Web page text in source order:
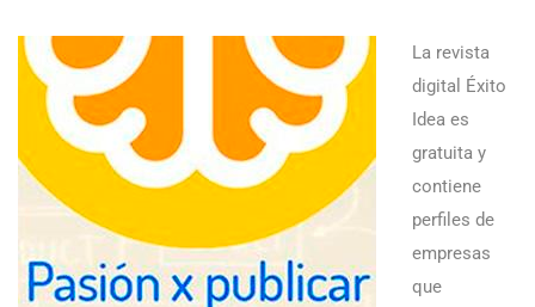
La revista
digital Éxito
Idea es
gratuita y
contiene
perfiles de
empresas
que